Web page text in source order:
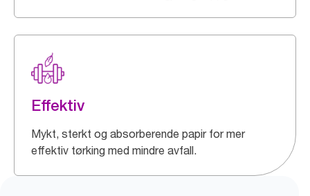
Effektiv
Mykt, sterkt og absorberende papir for mer
effektiv tørking med mindre avfall.